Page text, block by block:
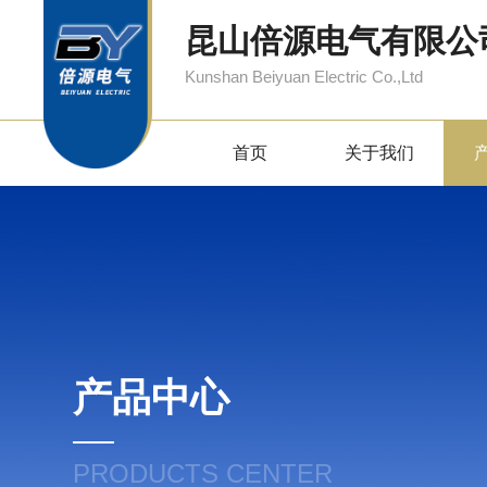
昆山倍源电气有限公
Kunshan Beiyuan Electric Co.,Ltd
首页 关于我们
产品中心
PRODUCTS CENTER